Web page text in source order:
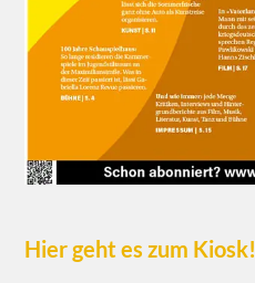
Hier geht es zum Kiosk!